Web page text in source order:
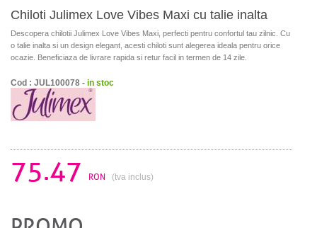
Chiloti Julimex Love Vibes Maxi cu talie inalta
Descopera chilotii Julimex Love Vibes Maxi, perfecti pentru confortul tau zilnic. Cu
o talie inalta si un design elegant, acesti chiloti sunt alegerea ideala pentru orice
ocazie. Beneficiaza de livrare rapida si retur facil in termen de 14 zile.
Cod : JUL100078 - in stoc
75.47 RON (tva inclus)